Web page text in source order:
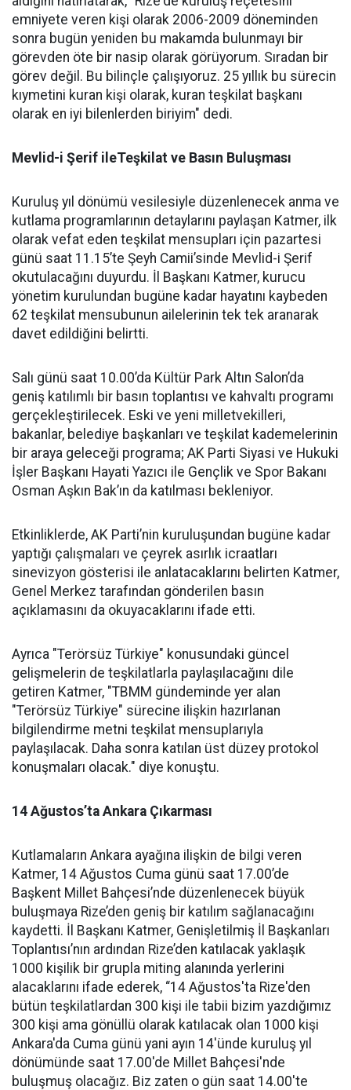
emniyete veren kişi olarak 2006-2009 döneminden
sonra bugün yeniden bu makamda bulunmayı bir
görevden öte bir nasip olarak görüyorum. Sıradan bir
görev değil. Bu bilinçle çalışıyoruz. 25 yıllık bu sürecin
kıymetini kuran kişi olarak, kuran teşkilat başkanı
olarak en iyi bilenlerden biriyim" dedi.
Mevlid-i Şerif ileTeşkilat ve Basın Buluşması
Kuruluş yıl dönümü vesilesiyle düzenlenecek anma ve
kutlama programlarının detaylarını paylaşan Katmer, ilk
olarak vefat eden teşkilat mensupları için pazartesi
günü saat 11.15’te Şeyh Camii’sinde Mevlid-i Şerif
okutulacağını duyurdu. İl Başkanı Katmer, kurucu
yönetim kurulundan bugüne kadar hayatını kaybeden
62 teşkilat mensubunun ailelerinin tek tek aranarak
davet edildiğini belirtti.
Salı günü saat 10.00’da Kültür Park Altın Salon’da
geniş katılımlı bir basın toplantısı ve kahvaltı programı
gerçekleştirilecek. Eski ve yeni milletvekilleri,
bakanlar, belediye başkanları ve teşkilat kademelerinin
bir araya geleceği programa; AK Parti Siyasi ve Hukuki
İşler Başkanı Hayati Yazıcı ile Gençlik ve Spor Bakanı
Osman Aşkın Bak’ın da katılması bekleniyor.
Etkinliklerde, AK Parti’nin kuruluşundan bugüne kadar
yaptığı çalışmaları ve çeyrek asırlık icraatları
sinevizyon gösterisi ile anlatacaklarını belirten Katmer,
Genel Merkez tarafından gönderilen basın
açıklamasını da okuyacaklarını ifade etti.
Ayrıca "Terörsüz Türkiye" konusundaki güncel
gelişmelerin de teşkilatlarla paylaşılacağını dile
getiren Katmer, "TBMM gündeminde yer alan
"Terörsüz Türkiye" sürecine ilişkin hazırlanan
bilgilendirme metni teşkilat mensuplarıyla
paylaşılacak. Daha sonra katılan üst düzey protokol
konuşmaları olacak." diye konuştu.
14 Ağustos’ta Ankara Çıkarması
Kutlamaların Ankara ayağına ilişkin de bilgi veren
Katmer, 14 Ağustos Cuma günü saat 17.00’de
Başkent Millet Bahçesi’nde düzenlenecek büyük
buluşmaya Rize’den geniş bir katılım sağlanacağını
kaydetti. İl Başkanı Katmer, Genişletilmiş İl Başkanları
Toplantısı’nın ardından Rize’den katılacak yaklaşık
1000 kişilik bir grupla miting alanında yerlerini
alacaklarını ifade ederek, “14 Ağustos'ta Rize'den
bütün teşkilatlardan 300 kişi ile tabii bizim yazdığımız
300 kişi ama gönüllü olarak katılacak olan 1000 kişi
Ankara'da Cuma günü yani ayın 14'ünde kuruluş yıl
dönümünde saat 17.00'de Millet Bahçesi'nde
buluşmuş olacağız. Biz zaten o gün saat 14.00'te